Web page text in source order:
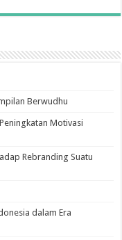
Berwudhu
Motivasi
Rebranding Suatu
dalam Era